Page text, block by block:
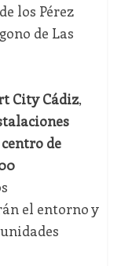
los Pérez
de Las
City Cádiz,
centro de
el entorno y